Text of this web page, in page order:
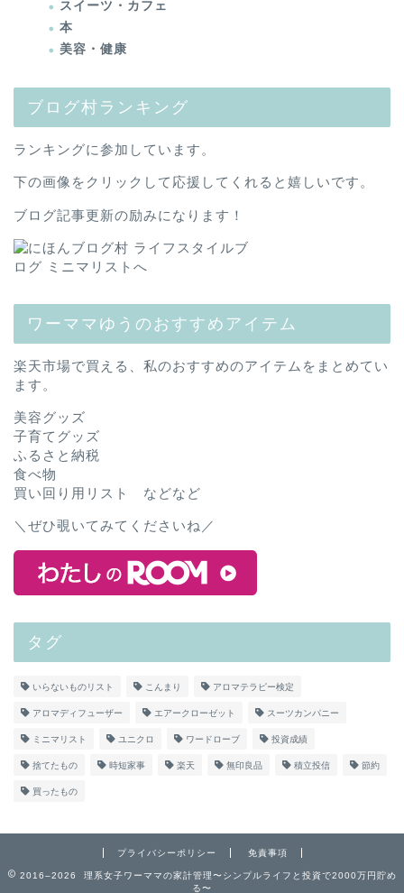
スイーツ・カフェ
本
美容・健康
ブログ村ランキング
ランキングに参加しています。
下の画像をクリックして応援してくれると嬉しいです。
ブログ記事更新の励みになります！
ワーママゆうのおすすめアイテム
楽天市場で買える、私のおすすめのアイテムをまとめてい
ます。
美容グッズ
子育てグッズ
ふるさと納税
食べ物
買い回り用リスト などなど
＼ぜひ覗いてみてくださいね／
タグ
いらないものリスト こんまり アロマテラピー検定
アロマディフューザー エアークローゼット スーツカンパニー
ミニマリスト ユニクロ ワードローブ 投資成績
捨てたもの 時短家事 楽天 無印良品 積立投信 節約
買ったもの
プライバシーポリシー 免責事項
2016–2026 理系女子ワーママの家計管理〜シンプルライフと投資で2000万円貯め
る〜